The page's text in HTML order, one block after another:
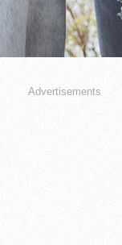
Advertisements